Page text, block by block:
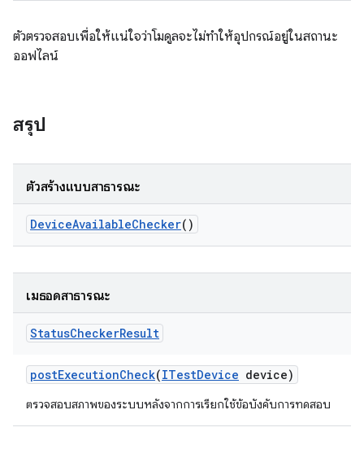
ตัวตรวจสอบเพื่อให้แน่ใจว่าโมดูลจะไม่ทำให้อุปกรณ์อยู่ในสถานะ
ออฟไลน์
สรุป
ตัวสร้างแบบสาธารณะ
DeviceAvailableChecker()
เมธอดสาธารณะ
StatusCheckerResult
postExecutionCheck(ITestDevice device)
ตรวจสอบสภาพของระบบหลังจากการเรียกใช้ข้อบังคับการทดสอบ